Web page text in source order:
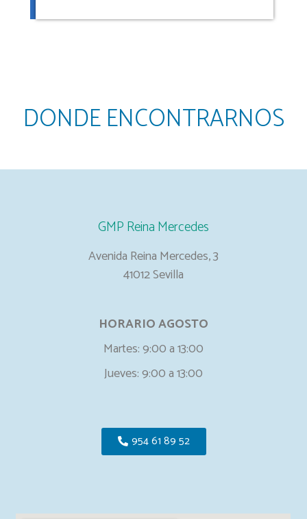
DONDE ENCONTRARNOS
GMP Reina Mercedes
Avenida Reina Mercedes, 3
41012 Sevilla
HORARIO AGOSTO
Martes: 9:00 a 13:00
Jueves: 9:00 a 13:00
954 61 89 52